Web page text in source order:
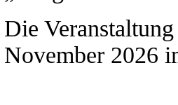
Die
November 2026